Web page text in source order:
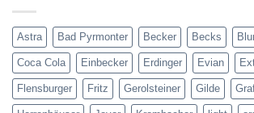
Astra Bad Pyrmonter Becker Becks
Coca Cola Einbecker Erdinger Evian
Flensburger Fritz Gerolsteiner Gilde